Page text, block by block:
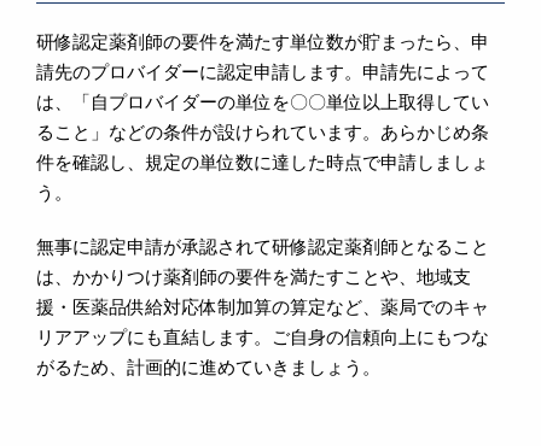
研修認定薬剤師の要件を満たす単位数が貯まったら、申
請先のプロバイダーに認定申請します。申請先によって
は、「自プロバイダーの単位を〇〇単位以上取得してい
ること」などの条件が設けられています。あらかじめ条
件を確認し、規定の単位数に達した時点で申請しましょ
う。
無事に認定申請が承認されて研修認定薬剤師となること
は、かかりつけ薬剤師の要件を満たすことや、地域支
援・医薬品供給対応体制加算の算定など、薬局でのキャ
リアアップにも直結します。ご自身の信頼向上にもつな
がるため、計画的に進めていきましょう。